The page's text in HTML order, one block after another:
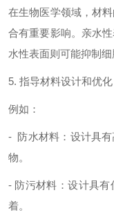
在生物医学领域，材
合有重要影响。亲水
水性表面则可能抑制细
5. 指导材料设计和优化
例如：
- 防水材料：设计具
物。
- 防污材料：设计具
着。